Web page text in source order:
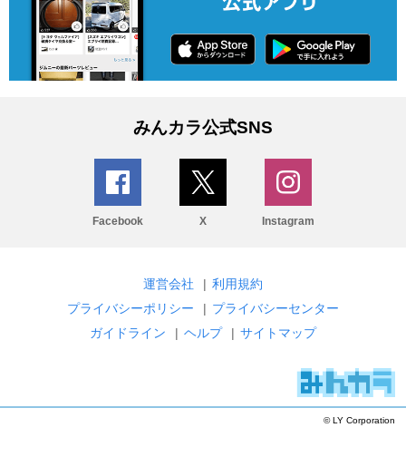
みんカラ公式SNS
Facebook X Instagram
運営会社 | 利用規約
プライバシーポリシー
| プライバシーセンター
ガイドライン
| ヘルプ | サイトマップ
© LY Corporation